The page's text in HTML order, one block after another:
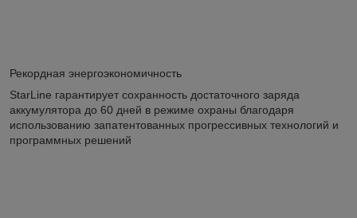
Рекордная энергоэкономичность
StarLine гарантирует сохранность достаточного заряда
аккумулятора до 60 дней в режиме охраны благодаря
использованию запатентованных прогрессивных технологий и
программных решений